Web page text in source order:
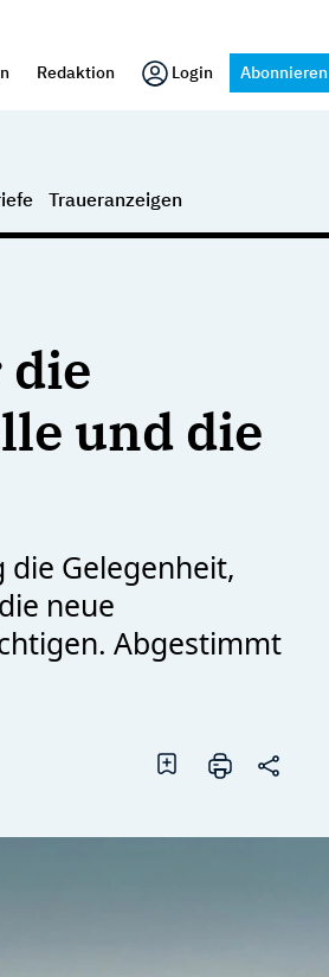
Redaktion Login Abonnieren
Traueranzeigen
die
und die
Gelegenheit,
neue
Abgestimmt